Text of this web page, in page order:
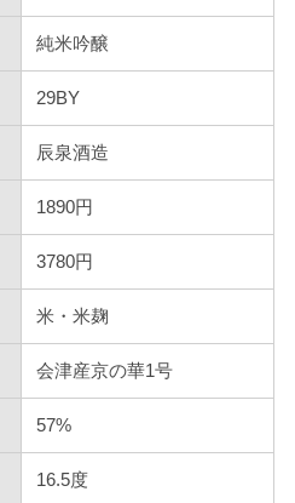
純米吟醸
29BY
辰泉酒造
1890円
3780円
米・米麹
会津産京の華1号
57%
16.5度